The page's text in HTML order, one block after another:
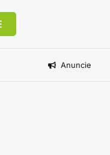
Anuncie